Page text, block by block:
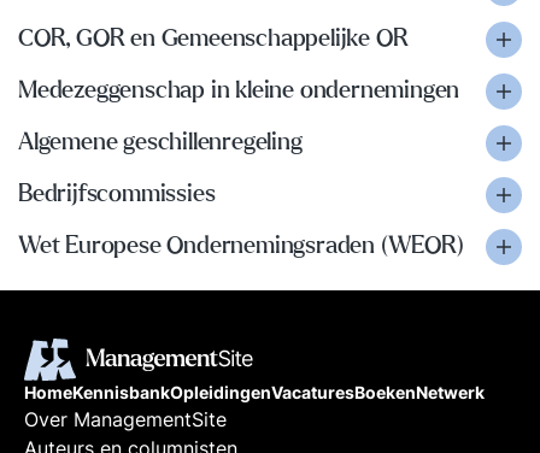
COR, GOR en Gemeenschappelijke OR
Medezeggenschap in kleine ondernemingen
Algemene geschillenregeling
Bedrijfscommissies
Wet Europese Ondernemingsraden (WEOR)
HomeKennisbankOpleidingenVacaturesBoekenNetwerk
Over ManagementSite
Auteurs en columnisten